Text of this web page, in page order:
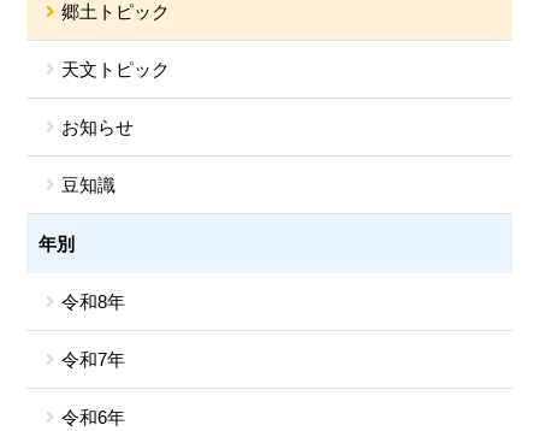
郷土トピック
天文トピック
お知らせ
豆知識
年別
令和8年
令和7年
令和6年